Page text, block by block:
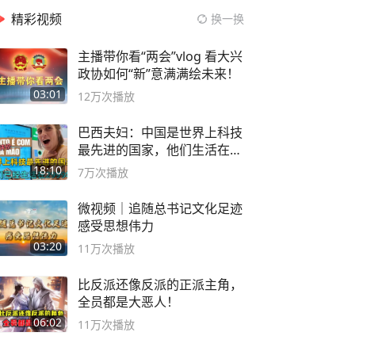
精彩视频 换一换
03:01
主播带你看“两会”vlog 看大兴
政协如何“新”意满满绘未来！
12万次播放
18:10
巴西夫妇：中国是世界上科技
最先进的国家，他们生活在
2999年
7万次播放
03:20
微视频｜追随总书记文化足迹
感受思想伟力
11万次播放
06:02
比反派还像反派的正派主角，
全员都是大恶人！
11万次播放